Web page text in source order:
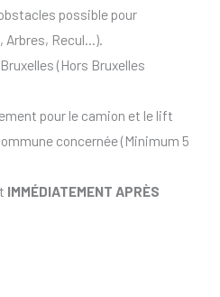
possible pour
Arbres, Recul…).
(Hors Bruxelles
pour le camion et le lift
concernée (Minimum 5
IMMÉDIATEMENT APRÈS